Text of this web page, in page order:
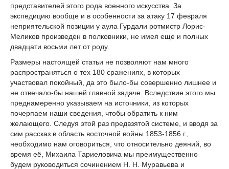
представителей этого рода военного искусства. За
экспедицию вообще и в особенности за атаку 17 февраля
неприятельской позиции у аула Гурдали ротмистр Лорис-
Меликов произведен в полковники, не имея еще и полных
двадцати восьми лет от роду.
Размеры настоящей статьи не позволяют нам много
распространяться о тех 180 сражениях, в которых
участвовал покойный, да это было-бы совершенно лишнее и
не отвечало-бы нашей главной задаче. Вследствие этого мы
преднамеренно указываем на источники, из которых
почерпаем наши сведения, чтобы обратить к ним
желающего. Следуя этой раз предвзятой системе, и вводя за
сим рассказ в область восточной войны 1853-1856 г.,
необходимо нам оговориться, что относительно деяний, во
время её, Михаила Тариеловича мы преимущественно
будем руководиться сочинением Н. Н. Муравьева и